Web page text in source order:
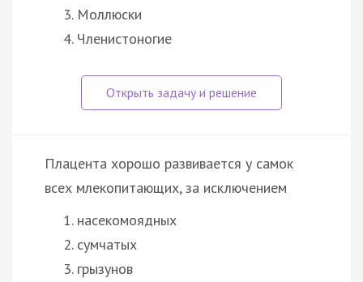
Моллюски
Членистоногие
Плацента хорошо развивается у самок
всех млекопитающих, за исключением
насекомоядных
сумчатых
грызунов